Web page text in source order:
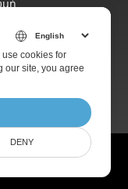
δικαιώματος.
cookies for
our site, you agree
DENY